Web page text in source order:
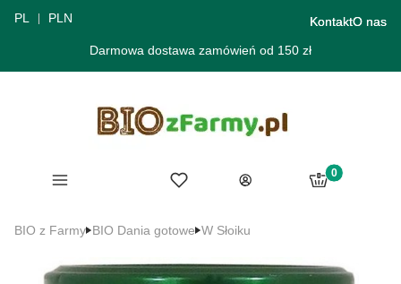
PL PLN KontaktO nas
Darmowa dostawa zamówień od 150 zł
Menu Ulubione
Zaloguj się
Produkty w
Koszyk
BIO z Farmy BIO Dania gotowe W Słoiku